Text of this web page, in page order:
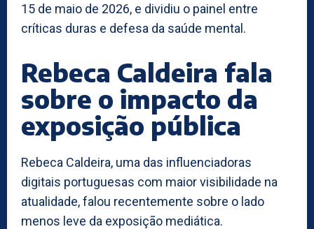
15 de maio de 2026, e dividiu o painel entre
críticas duras e defesa da saúde mental.
Rebeca Caldeira fala
sobre o impacto da
exposição pública
Rebeca Caldeira, uma das influenciadoras
digitais portuguesas com maior visibilidade na
atualidade, falou recentemente sobre o lado
menos leve da exposição mediática.